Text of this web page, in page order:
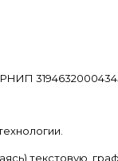
текстовую,